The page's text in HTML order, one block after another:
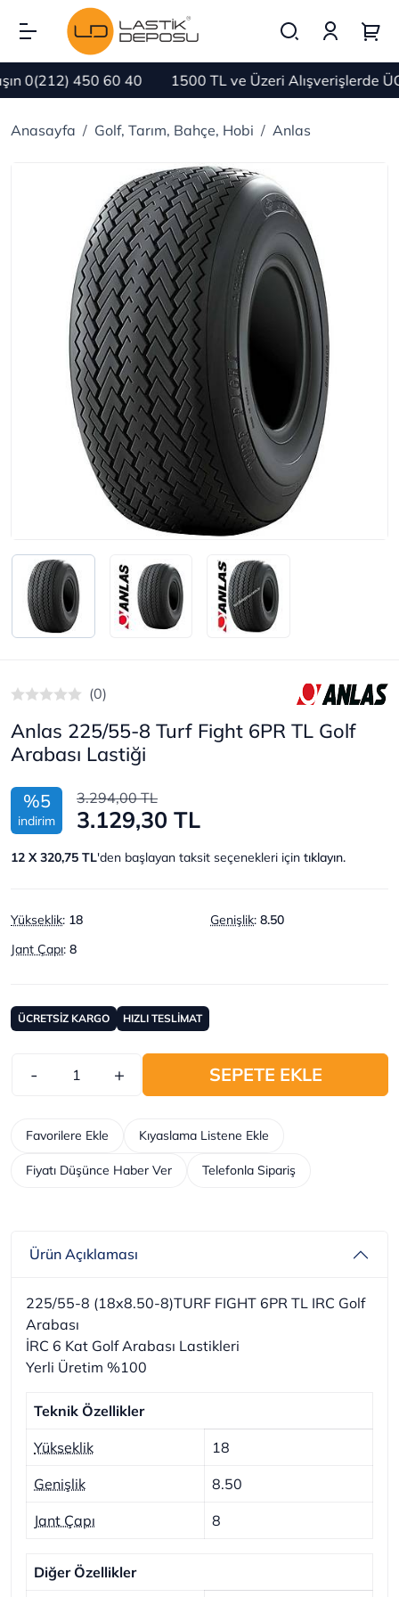
0(212) 450 60 40 1500 TL ve Üzeri Alışverişlerde
Anasayfa Golf, Tarım, Bahçe, Hobi Anlas
(0)
Anlas 225/55-8 Turf Fight 6PR TL Golf
Arabası Lastiği
%5
indirim
3.294,00 TL
3.129,30 TL
12 X 320,75 TL'den başlayan taksit seçenekleri için tıklayın.
Yükseklik: 18 Genişlik: 8.50
Jant Çapı: 8
ÜCRETSİZ KARGO HIZLI TESLİMAT
- + SEPETE EKLE
Telefonla Sipariş
Kıyaslama Listene Ekle
Favorilere Ekle
Fiyatı Düşünce Haber Ver
Ürün Açıklaması
225/55-8 (18x8.50-8)TURF FIGHT 6PR TL IRC Golf
Arabası
İRC 6 Kat Golf Arabası Lastikleri
Yerli Üretim %100
Teknik Özellikler
Yükseklik 18
Genişlik 8.50
Jant Çapı 8
Diğer Özellikler